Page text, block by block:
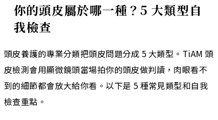
你的頭皮屬於哪一種？5 大類型自
我檢查
頭皮養護的專業分類把頭皮問題分成 5 大類型。TiAM 頭
皮檢測會用顯微鏡頭當場拍你的頭皮做判讀，肉眼看不
到的細節都會放大給你看。以下是 5 種常見類型和自我
檢查重點。